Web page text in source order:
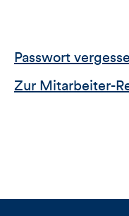
Passwort
Zur Mitarbeiter-